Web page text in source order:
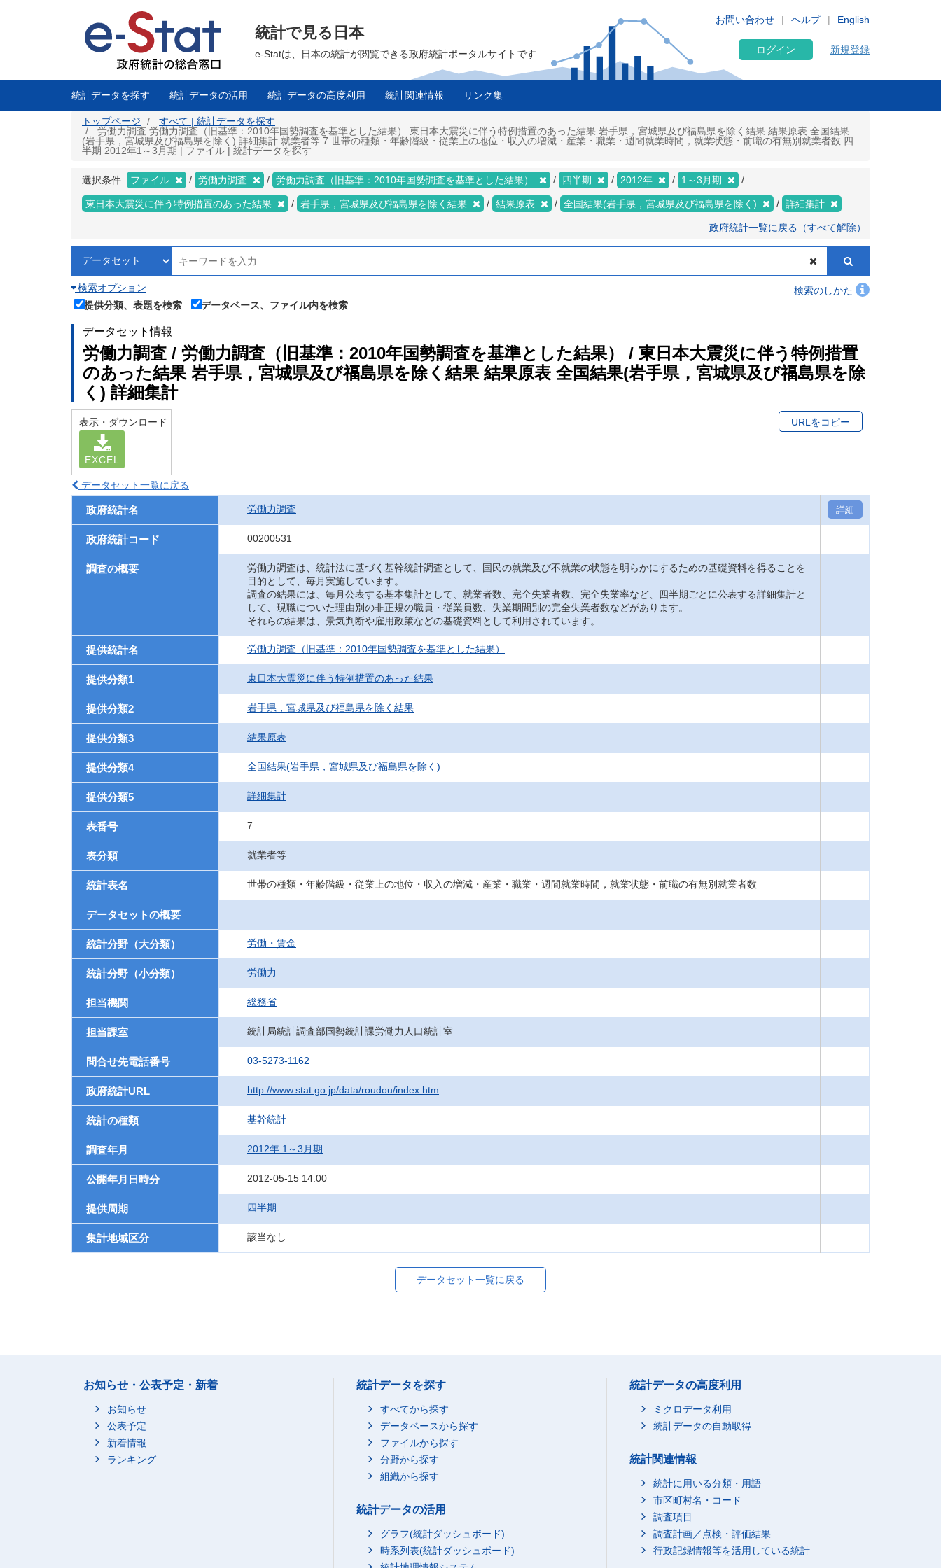
に
English
お問い合わせ ヘルプ
統計で見る日本
e-Statは、日本の統計が閲覧できる政府統計ポータルサイトです ログイン 新規登録
統計データを探す 統計データの活用 統計データの高度利用 統計関連情報 リンク集
トップページ
すべて | 統計データを探す
労働力調査 労働力調査（旧基準：2010年国勢調査を基準とした結果） 東日本大震災に伴う特例措置のあった結果 岩手県，宮城県及び福島県を除く結果 結果原表 全国結果
(岩手県，宮城県及び福島県を除く) 詳細集計 就業者等 7 世帯の種類・年齢階級・従業上の地位・収入の増減・産業・職業・週間就業時間，就業状態・前職の有無別就業者数 四
半期 2012年1～3月期 | ファイル | 統計データを探す
選択条件: ファイル 労働力調査 労働力調査（旧基準：2010年国勢調査を基準とした結果） 四半期 2012年 1～3月期
東日本大震災に伴う特例措置のあった結果 岩手県，宮城県及び福島県を除く結果 結果原表 全国結果(岩手県，宮城県及び福島県を除く) 詳細集計
政府統計一覧に戻る（すべて解除）
検索オプション
検索のしかた
提供分類、表題を検索
データベース、ファイル内を検索
データセット情報
労働力調査 / 労働力調査（旧基準：2010年国勢調査を基準とした結果） / 東日本大震災に伴う特例措置
のあった結果 岩手県，宮城県及び福島県を除く結果 結果原表 全国結果(岩手県，宮城県及び福島県を除
く) 詳細集計
表示・ダウンロード
EXCEL
URLをコピー
データセット一覧に戻る
政府統計名 労働力調査 詳細
政府統計コード 00200531
調査の概要
労働力調査は、統計法に基づく基幹統計調査として、国民の就業及び不就業の状態を明らかにするための基礎資料を得ることを
目的として、毎月実施しています。
調査の結果には、毎月公表する基本集計として、就業者数、完全失業者数、完全失業率など、四半期ごとに公表する詳細集計と
して、現職についた理由別の非正規の職員・従業員数、失業期間別の完全失業者数などがあります。
それらの結果は、景気判断や雇用政策などの基礎資料として利用されています。
提供統計名 労働力調査（旧基準：2010年国勢調査を基準とした結果）
提供分類1 東日本大震災に伴う特例措置のあった結果
提供分類2 岩手県，宮城県及び福島県を除く結果
提供分類3 結果原表
提供分類4 全国結果(岩手県，宮城県及び福島県を除く)
提供分類5 詳細集計
表番号 7
表分類 就業者等
統計表名 世帯の種類・年齢階級・従業上の地位・収入の増減・産業・職業・週間就業時間，就業状態・前職の有無別就業者数
データセットの概要
統計分野（大分類） 労働・賃金
統計分野（小分類） 労働力
担当機関 総務省
担当課室 統計局統計調査部国勢統計課労働力人口統計室
問合せ先電話番号 03-5273-1162
政府統計URL http://www.stat.go.jp/data/roudou/index.htm
統計の種類 基幹統計
調査年月 2012年 1～3月期
公開年月日時分 2012-05-15 14:00
提供周期 四半期
集計地域区分 該当なし
データセット一覧に戻る
お知らせ・公表予定・新着
お知らせ
公表予定
新着情報
ランキング
統計データを探す
すべてから探す
データベースから探す
ファイルから探す
分野から探す
組織から探す
統計データの活用
グラフ(統計ダッシュボード)
時系列表(統計ダッシュボード)
統計データの高度利用
ミクロデータ利用
統計データの自動取得
統計関連情報
統計に用いる分類・用語
市区町村名・コード
調査項目
調査計画／点検・評価結果
行政記録情報等を活用している統計